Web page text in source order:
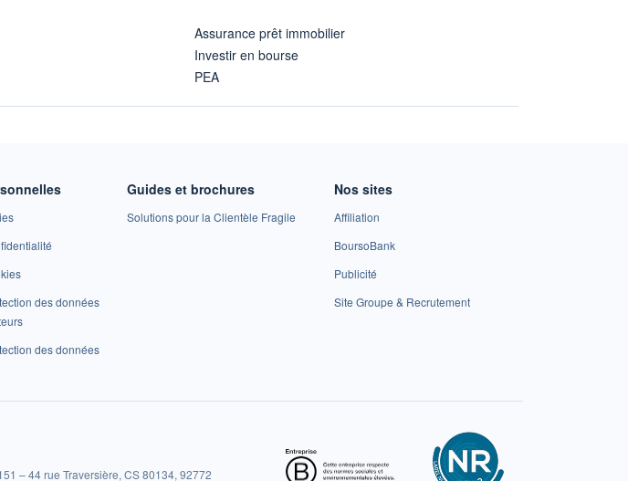
Assurance prêt immobilier
Investir en bourse
PEA
des données
des données
Guides et brochures
Solutions pour la Clientèle Fragile
Nos sites
Affiliation
BoursoBank
Publicité
Site Groupe & Recrutement
– 44 rue Traversière, CS 80134, 92772